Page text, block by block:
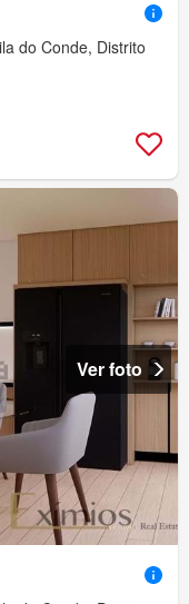
do Conde, Distrito
Ver foto